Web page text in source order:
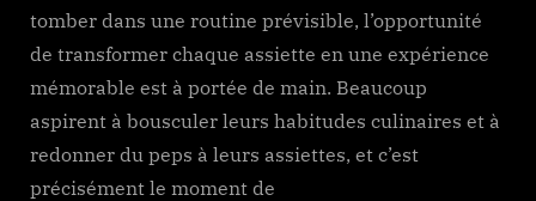
tomber dans une routine prévisible, l’opportunité
de transformer chaque assiette en une expérience
mémorable est à portée de main. Beaucoup
aspirent à bousculer leurs habitudes culinaires et à
redonner du peps à leurs assiettes, et c’est
précisément le moment de